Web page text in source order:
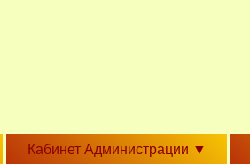
Кабинет Администрации ▼